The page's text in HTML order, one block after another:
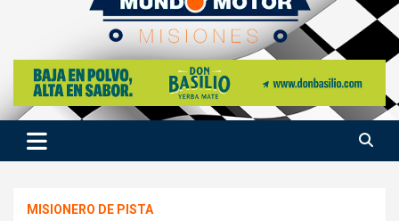
Mundo Motor Misiones
Si hay ruido de motores ahí estaremos
MISIONERO DE PISTA